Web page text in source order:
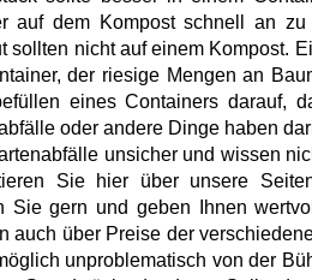
auf dem Kompost schnell an
sollten nicht auf einem Kompost.
der riesige Mengen an
eines Containers darauf,
oder andere Dinge haben
unsicher und wissen
Sie hier über unsere
Sie gern und geben Ihnen
auch über Preise der
unproblematisch von der